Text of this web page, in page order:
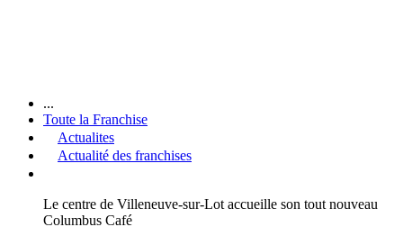
...
Toute la Franchise
Actualites
Actualité des franchises
Le centre de Villeneuve-sur-Lot accueille son tout nouveau
Columbus Café